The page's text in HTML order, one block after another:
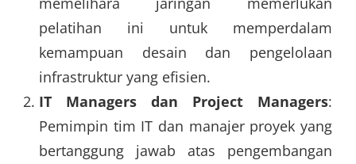
pelatihan ini untuk memperdalam
kemampuan desain dan pengelolaan
infrastruktur yang efisien.
IT Managers dan Project Managers:
Pemimpin tim IT dan manajer proyek yang
bertanggung jawab atas pengembangan